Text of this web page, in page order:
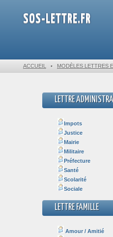
SOS-LETTRE.FR
ACCUEIL • MODÈLES LETTRES
LETTRE
Impots
Justice
Mairie
Militaire
Préfecture
Santé
Scolarité
Sociale
LETTRE FAMILLE
Amour / Amitié